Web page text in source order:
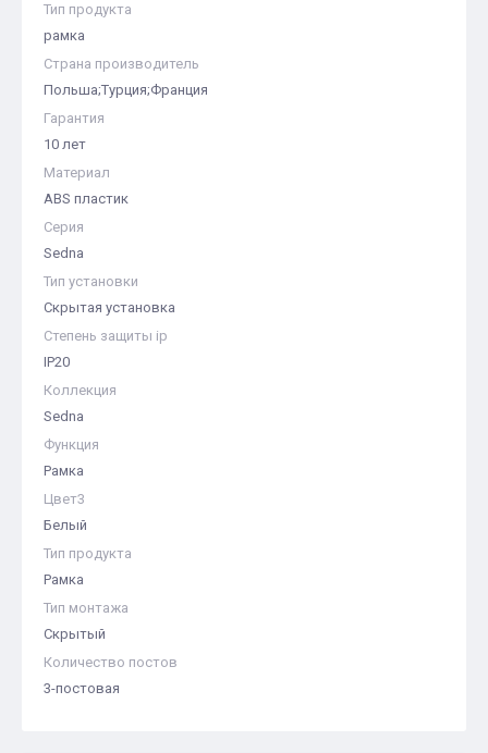
Тип продукта
рамка
Страна производитель
Польша;Турция;Франция
Гарантия
10 лет
Материал
ABS пластик
Серия
Sedna
Тип установки
Скрытая установка
Степень защиты ip
IP20
Коллекция
Sedna
Функция
Рамка
Цвет3
Белый
Тип продукта
Рамка
Тип монтажа
Скрытый
Количество постов
3-постовая